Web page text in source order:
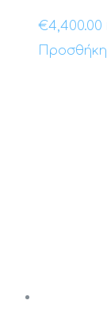
€4,400.00